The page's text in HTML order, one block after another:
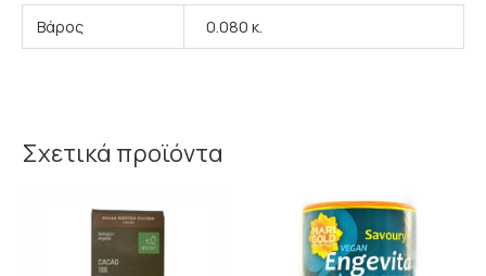
Βάρος 0.080 κ.
Σχετικά προϊόντα